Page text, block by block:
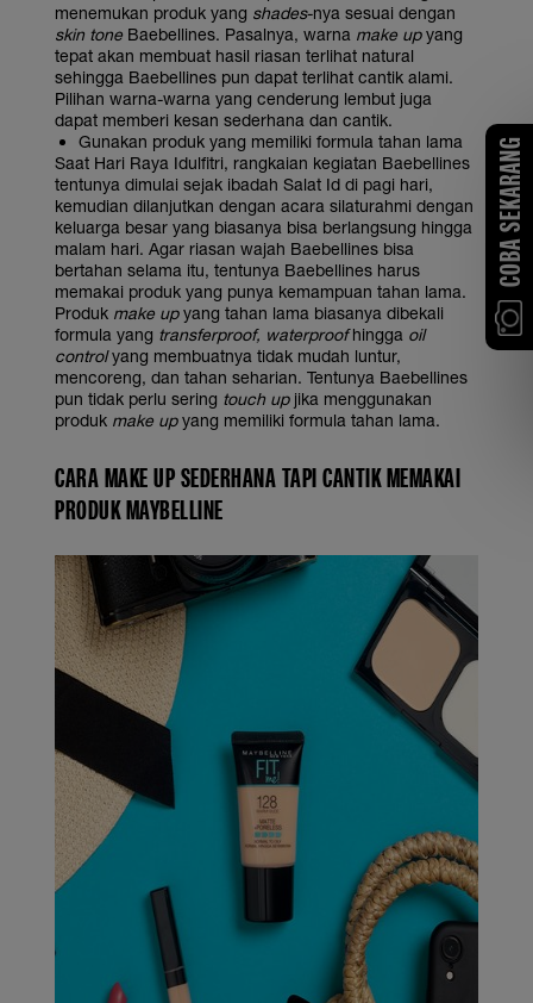
menemukan produk yang shades-nya sesuai dengan
skin tone Baebellines. Pasalnya, warna make upyang
tepat akan membuat hasil riasan terlihat natural
sehingga Baebellines pun dapat terlihat cantik alami.
Pilihan warna-warna yang cenderung lembut juga
dapat memberi kesan sederhana dan cantik.
Gunakan produk yang memiliki formula tahan lama
Saat Hari Raya Idulfitri, rangkaian kegiatan Baebellines
tentunya dimulai sejak ibadah Salat Id di pagi hari,
kemudian dilanjutkan dengan acara silaturahmi dengan
keluarga besar yang biasanya bisa berlangsung hingga
malam hari. Agar riasan wajah Baebellines bisa
bertahan selama itu, tentunya Baebellines harus
memakai produk yang punya kemampuan tahan lama.
Produk make upyang tahan lama biasanya dibekali
formula yang transferproof, waterproofhingga oil
controlyang membuatnya tidak mudah luntur,
mencoreng, dan tahan seharian. Tentunya Baebellines
pun tidak perlu sering touch upjika menggunakan
produk make upyang memiliki formula tahan lama.
CARA MAKE UP SEDERHANA TAPI CANTIK MEMAKAI
PRODUK MAYBELLINE
COBA SEKARANG